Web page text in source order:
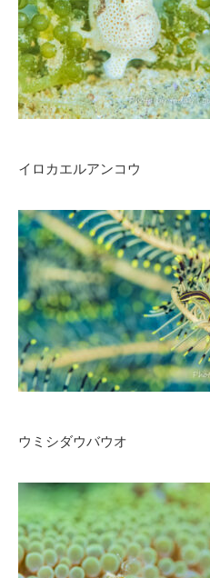
イロカエルアンコウ
ウミシダウバウオ